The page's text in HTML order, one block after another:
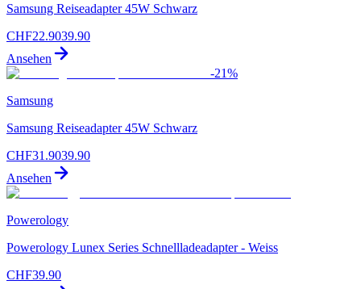
Samsung Reiseadapter 45W Schwarz
CHF22.9039.90
Ansehen
-21%
Samsung
Samsung Reiseadapter 45W Schwarz
CHF31.9039.90
Ansehen
Powerology
Powerology Lunex Series Schnellladeadapter - Weiss
CHF39.90